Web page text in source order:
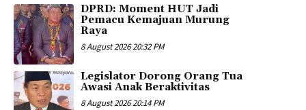
DPRD: Moment HUT Jadi
Pemacu Kemajuan Murung
Raya
8 August 2026 20:32 PM
Legislator Dorong Orang Tua
Awasi Anak Beraktivitas
8 August 2026 20:14 PM